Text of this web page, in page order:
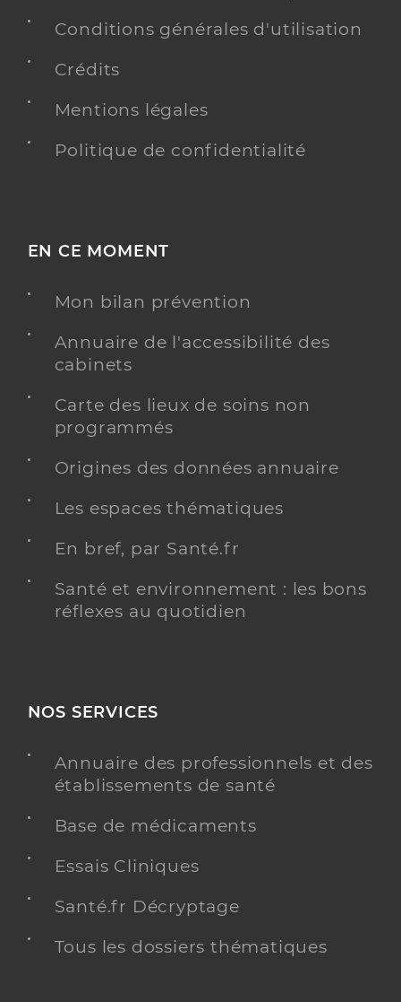
Conditions générales d'utilisation
Crédits
Mentions légales
Politique de confidentialité
EN CE MOMENT
Mon bilan prévention
Annuaire de l'accessibilité des
cabinets
Carte des lieux de soins non
programmés
Origines des données annuaire
Les espaces thématiques
En bref, par Santé.fr
Santé et environnement : les bons
réflexes au quotidien
NOS SERVICES
Annuaire des professionnels et des
établissements de santé
Base de médicaments
Essais Cliniques
Santé.fr Décryptage
Tous les dossiers thématiques